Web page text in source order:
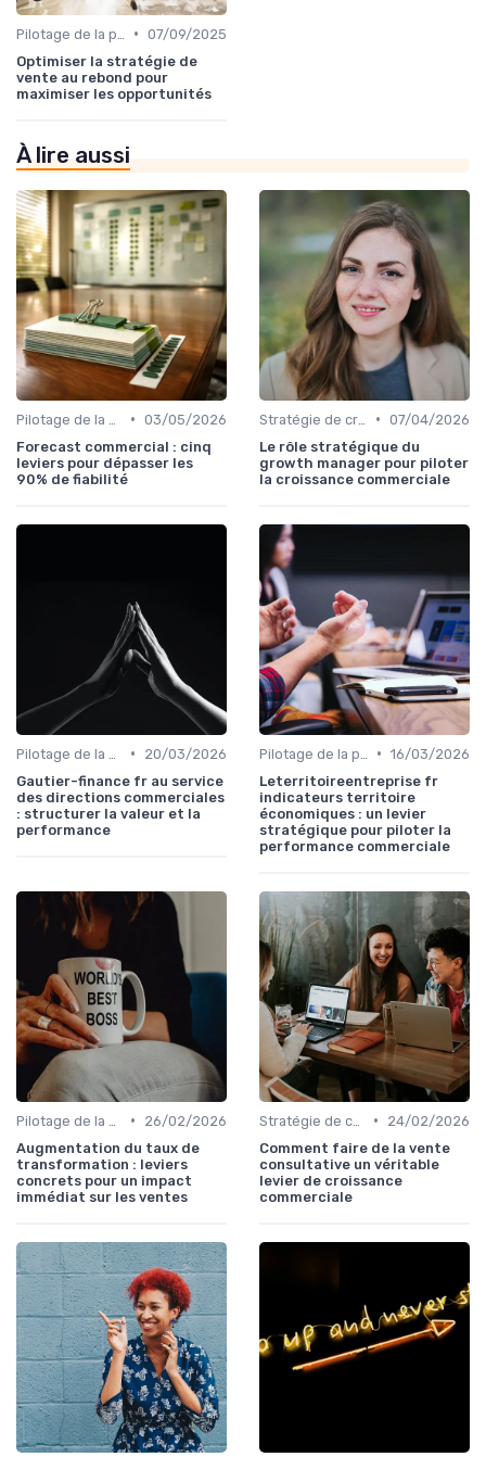
• 07/09/2025
Optimiser la stratégie de
vente au rebond pour
maximiser les opportunités
À lire aussi
• 03/05/2026
Forecast commercial : cinq
leviers pour dépasser les
90% de fiabilité
• 07/04/2026
Le rôle stratégique du
growth manager pour piloter
la croissance commerciale
•
20/03/2026
Gautier-finance fr au service
des directions commerciales
: structurer la valeur et la
performance
• 16/03/2026
Leterritoireentreprise fr
indicateurs territoire
économiques : un levier
stratégique pour piloter la
performance commerciale
•
26/02/2026
Augmentation du taux de
transformation : leviers
concrets pour un impact
immédiat sur les ventes
•
24/02/2026
Comment faire de la vente
consultative un véritable
levier de croissance
commerciale